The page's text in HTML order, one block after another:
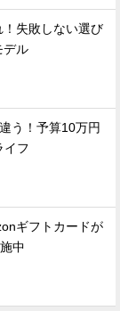
失敗しない選び
デル
う！予算10万円
イフ
ギフトカードが
中